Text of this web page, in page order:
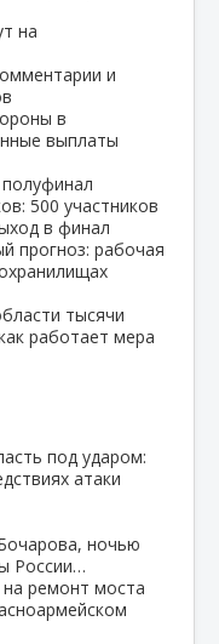
на
и
в
выплаты
500 участников
в финал
прогноз: рабочая
тысячи
работает мера
под ударом:
атаки
ночью
России…
ремонт моста